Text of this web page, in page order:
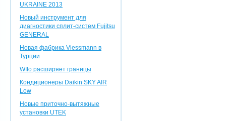
UKRAINE 2013
Новый инструмент для
диагностики сплит-систем Fujitsu
GENERAL
Новая фабрика Viessmann в
Турции
WIlo расширяет границы
Кондиционеры Daikin SKY AIR
Low
Новые приточно-вытяжные
установки UTEK